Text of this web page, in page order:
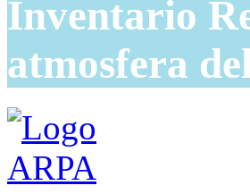
Inventario
atmosfera